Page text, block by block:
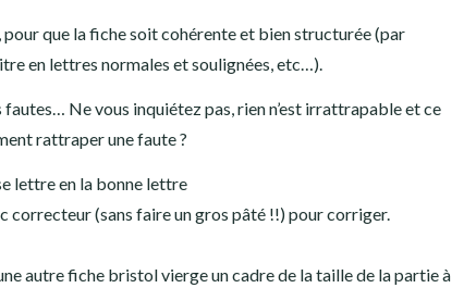
que la fiche soit cohérente et bien structurée (par
en lettres normales et soulignées, etc…).
Ne vous inquiétez pas, rien n’est irrattrapable et ce
rattraper une faute ?
lettre en la bonne lettre
correcteur (sans faire un gros pâté !!) pour corriger.
autre fiche bristol vierge un cadre de la taille de la partie à